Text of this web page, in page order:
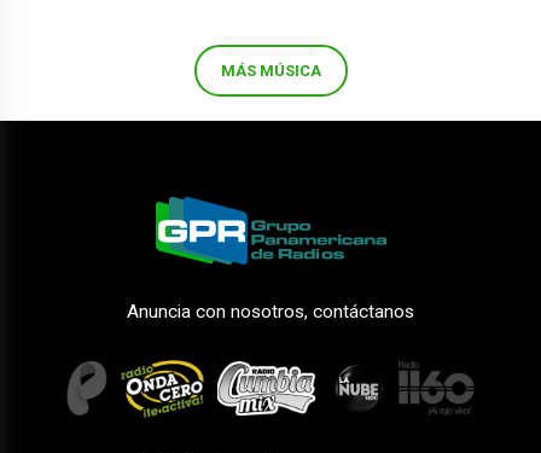
MÁS MÚSICA
Anuncia con nosotros, contáctanos